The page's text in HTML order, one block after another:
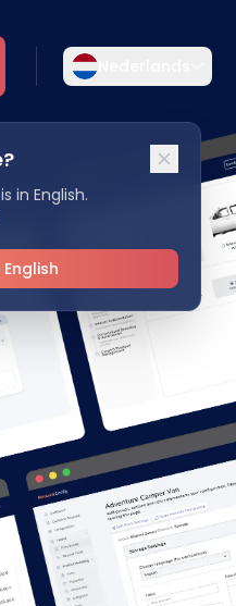
in English.
een meer
Deutsch
Dansk
DA
Italiano
日本語
JA